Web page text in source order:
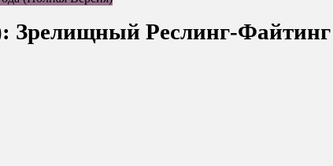
Зрелищный Реслинг-Файтинг